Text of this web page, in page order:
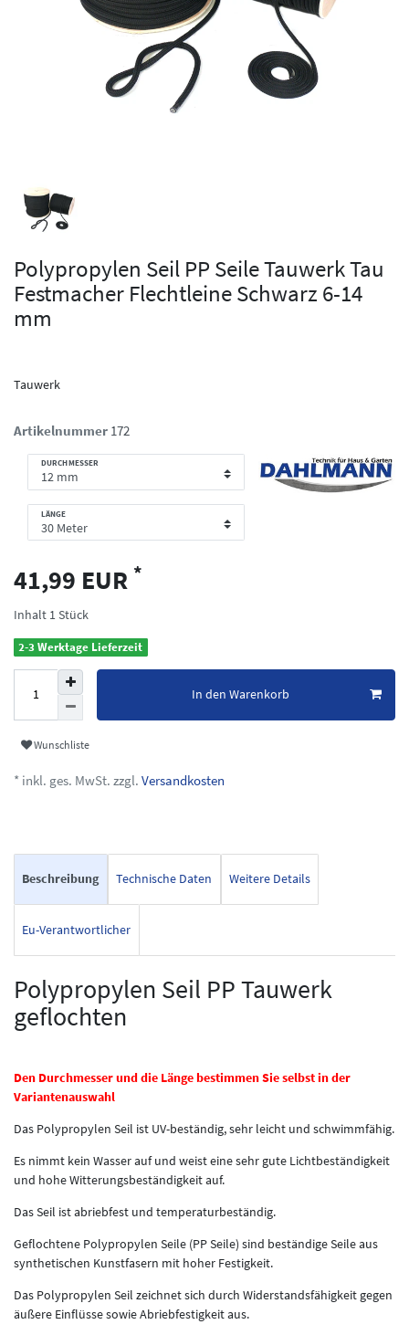
Polypropylen Seil PP Seile Tauwerk Tau
Festmacher Flechtleine Schwarz 6-14
mm
Tauwerk
Artikelnummer 172
DURCHMESSER
LÄNGE
41,99 EUR *
Inhalt 1Stück
2-3 Werktage Lieferzeit
In den Warenkorb
Wunschliste
* inkl. ges. MwSt. zzgl. Versandkosten
Beschreibung Technische Daten Weitere Details
Eu-Verantwortlicher
Polypropylen Seil PP Tauwerk
geflochten
Den Durchmesser und die Länge bestimmen Sie selbst in der
Variantenauswahl
Das Polypropylen Seil ist UV-beständig, sehr leicht und schwimmfähig.
Es nimmt kein Wasser auf und weist eine sehr gute Lichtbeständigkeit
und hohe Witterungsbeständigkeit auf.
Das Seil ist abriebfest und temperaturbeständig.
Geflochtene Polypropylen Seile (PP Seile) sind beständige Seile aus
synthetischen Kunstfasern mit hoher Festigkeit.
Das Polypropylen Seil zeichnet sich durch Widerstandsfähigkeit gegen
äußere Einflüsse sowie Abriebfestigkeit aus.